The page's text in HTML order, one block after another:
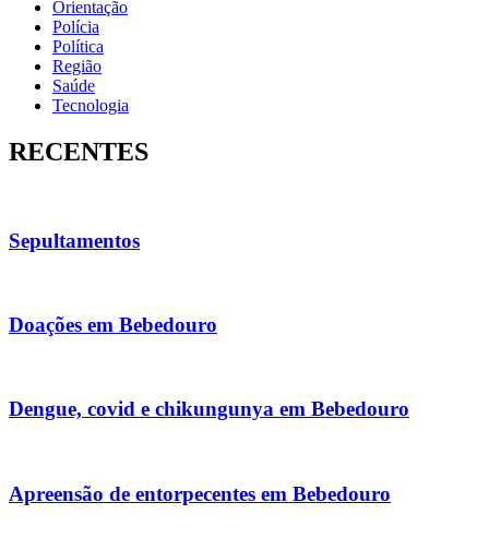
Orientação
Polícia
Política
Região
Saúde
Tecnologia
RECENTES
Sepultamentos
Doações em Bebedouro
Dengue, covid e chikungunya em Bebedouro
Apreensão de entorpecentes em Bebedouro